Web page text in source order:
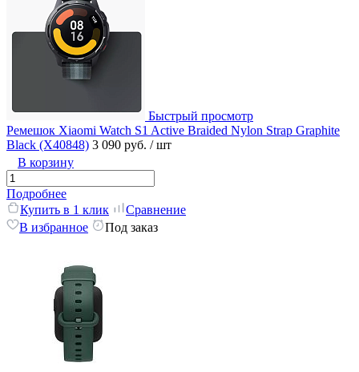
Быстрый просмотр
Ремешок Xiaomi Watch S1 Active Braided Nylon Strap Graphite
Black (X40848) 3 090 руб. / шт
В корзину
Подробнее
Купить в 1 клик
Сравнение
В избранное
Под заказ